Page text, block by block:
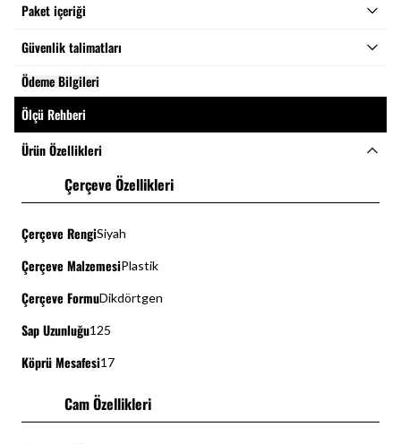
Paket içeriği
Güvenlik talimatları
Ödeme Bilgileri
Ölçü Rehberi
Ürün Özellikleri
Çerçeve Özellikleri
Çerçeve RengiSiyah
Çerçeve MalzemesiPlastik
Çerçeve FormuDikdörtgen
Sap Uzunluğu125
Köprü Mesafesi17
Cam Özellikleri